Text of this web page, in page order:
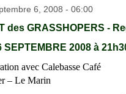
6, 2008 - 06:00
des GRASSHOPERS
SEPTEMBRE 2008 à
avec Calebasse Café
– Le Marin